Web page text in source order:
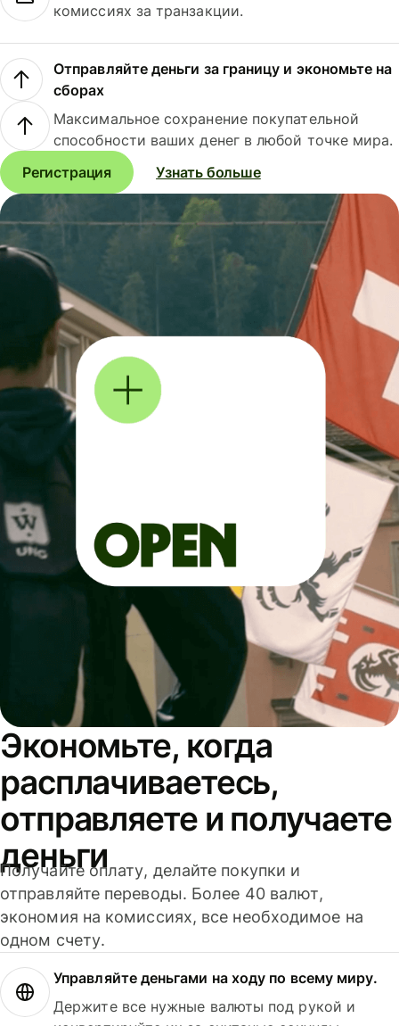
комиссиях за транзакции.
Отправляйте деньги за границу и экономьте на
сборах
Максимальное сохранение покупательной
способности ваших денег в любой точке мира.
Регистрация
Узнать больше
Экономьте, когда
расплачиваетесь,
отправляете и получаете
деньги
Получайте оплату, делайте покупки и
отправляйте переводы. Более 40 валют,
экономия на комиссиях, все необходимое на
одном счету.
Управляйте деньгами на ходу по всему миру.
Держите все нужные валюты под рукой и